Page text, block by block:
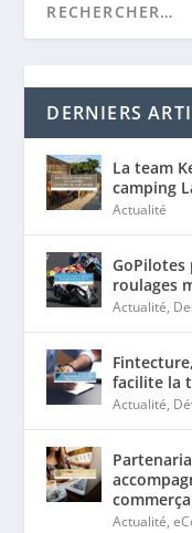
DERNIERS
La team
camping
Actualité
roulages
Actualité,
facilite la
Actualité,
Actualité,